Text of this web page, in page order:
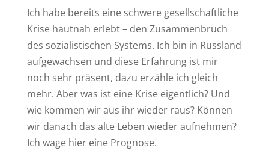
Ich habe bereits eine schwere gesellschaftliche
Krise hautnah erlebt – den Zusammenbruch
des sozialistischen Systems. Ich bin in Russland
aufgewachsen und diese Erfahrung ist mir
noch sehr präsent, dazu erzähle ich gleich
mehr. Aber was ist eine Krise eigentlich? Und
wie kommen wir aus ihr wieder raus? Können
wir danach das alte Leben wieder aufnehmen?
Ich wage hier eine Prognose.